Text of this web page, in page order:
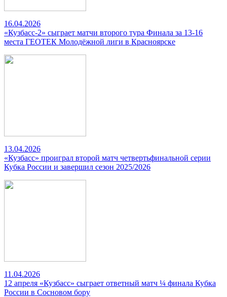
16.04.2026
«Кузбасс-2» сыграет матчи второго тура Финала за 13-16
места ГЕОТЕК Молодёжной лиги в Красноярске
13.04.2026
«Кузбасс» проиграл второй матч четвертьфинальной серии
Кубка России и завершил сезон 2025/2026
11.04.2026
12 апреля «Кузбасс» сыграет ответный матч ¼ финала Кубка
России в Сосновом бору